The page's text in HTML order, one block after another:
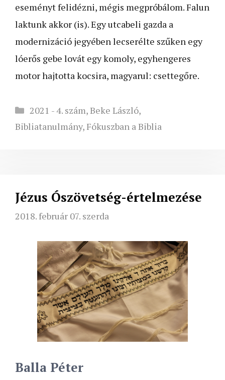
eseményt felidézni, mégis megpróbálom. Falun
laktunk akkor (is). Egy utcabeli gazda a
modernizáció jegyében lecserélte szűken egy
lóerős gebe lovát egy komoly, egyhengeres
motor hajtotta kocsira, magyarul: csettegőre.
Kategória
2021 - 4. szám,Beke László,
Bibliatanulmány, Fókuszban a Biblia
Jézus Ószövetség-értelmezése
2018. február 07. szerda
Balla Péter